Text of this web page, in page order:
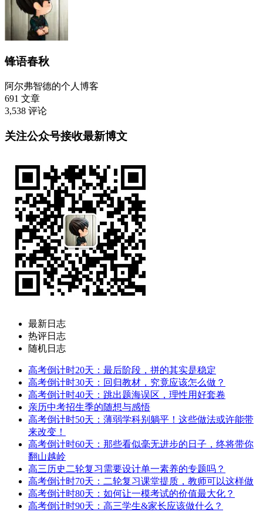
锋语春秋
阿尔弗智德的个人博客
691 文章
3,538 评论
关注公众号接收最新博文
最新日志
热评日志
随机日志
高考倒计时20天：最后阶段，拼的其实是稳定
高考倒计时30天：回归教材，究竟应该怎么做？
高考倒计时40天：跳出题海误区，理性用好套卷
亲历中考招生季的随想与感悟
高考倒计时50天：薄弱学科别躺平！这些做法或许能带
来改变！
高考倒计时60天：那些看似毫无进步的日子，终将带你
翻山越岭
高三历史二轮复习需要设计单一素养的专题吗？
高考倒计时70天：二轮复习课堂提质，教师可以这样做
高考倒计时80天：如何让一模考试的价值最大化？
高考倒计时90天：高三学生&家长应该做什么？